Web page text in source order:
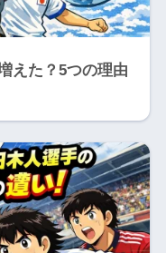
えた？5つの理由